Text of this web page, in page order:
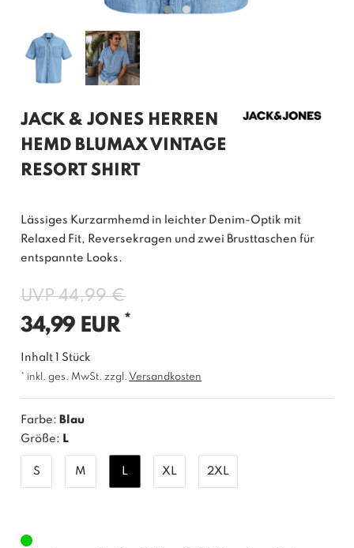
JACK & JONES HERREN
HEMD BLUMAX VINTAGE
RESORT SHIRT
Lässiges Kurzarmhemd in leichter Denim-Optik mit
Relaxed Fit, Reversekragen und zwei Brusttaschen für
entspannte Looks.
UVP 44,99 €
34,99 EUR *
Inhalt1Stück
* inkl. ges. MwSt. zzgl. Versandkosten
Farbe: Blau
Größe: L
S M L XL 2XL